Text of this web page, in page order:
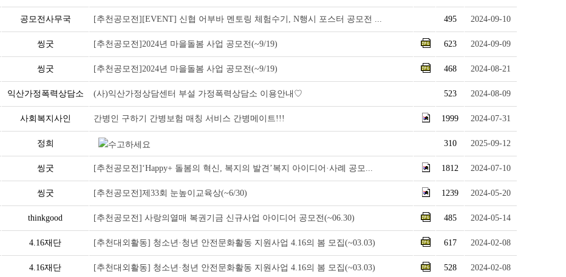
공모전사무국 [추천공모전][EVENT] 신협 어부바 멘토링 체험수기, N행시 포스터 공모전 ... 495 2024-09-10
씽굿 [추천공모전]2024년 마을돌봄 사업 공모전(~9/19) 623 2024-09-09
씽굿 [추천공모전]2024년 마을돌봄 사업 공모전(~9/19) 468 2024-08-21
익산가정폭력상담소 (사)익산가정상담센터 부설 가정폭력상담소 이용안내♡ 523 2024-08-09
사회복지사인 간병인 구하기 간병보험 매칭 서비스 간병메이트!!! 1999 2024-07-31
정희 수고하세요 310 2025-09-12
씽굿 [추천공모전]‘Happy+ 돌봄의 혁신, 복지의 발견’복지 아이디어·사례 공모... 1812 2024-07-10
씽굿 [추천공모전]제33회 눈높이교육상(~6/30) 1239 2024-05-20
thinkgood [추천공모전] 사랑의열매 복권기금 신규사업 아이디어 공모전(~06.30) 485 2024-05-14
4.16재단 [추천대외활동] 청소년·청년 안전문화활동 지원사업 4.16의 봄 모집(~03.03) 617 2024-02-08
4.16재단 [추천대외활동] 청소년·청년 안전문화활동 지원사업 4.16의 봄 모집(~03.03) 528 2024-02-08